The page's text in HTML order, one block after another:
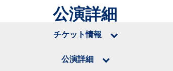
公演詳細
チケット情報
公演詳細